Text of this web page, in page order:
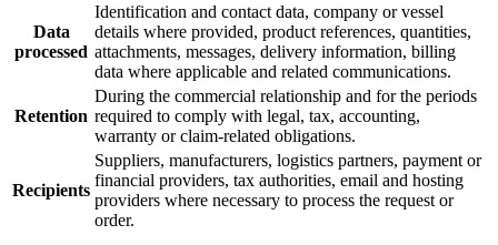
Data
processed
Identification and contact data, company or vessel
details where provided, product references, quantities,
attachments, messages, delivery information, billing
data where applicable and related communications.
Retention
During the commercial relationship and for the periods
required to comply with legal, tax, accounting,
warranty or claim-related obligations.
Recipients
Suppliers, manufacturers, logistics partners, payment or
financial providers, tax authorities, email and hosting
providers where necessary to process the request or
order.